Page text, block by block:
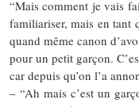
“Mais comment je vais
familiariser, mais en tant
quand même canon
pour un petit garçon.
car depuis qu’on l’a
– “Ah mais c’est un